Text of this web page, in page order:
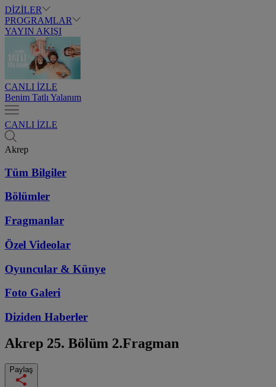
DİZİLER
PROGRAMLAR
YAYIN AKIŞI
CANLI İZLE
Benim Tatlı Yalanım
CANLI İZLE
Akrep
Tüm Bilgiler
Bölümler
Fragmanlar
Özel Videolar
Oyuncular & Künye
Foto Galeri
Diziden Haberler
Akrep 25. Bölüm 2.Fragman
Paylaş